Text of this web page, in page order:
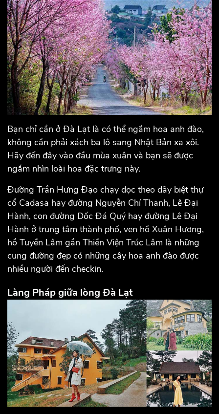
Bạn chỉ cần ở Đà Lạt là có thể ngắm hoa anh đào,
không cần phải xách ba lô sang Nhật Bản xa xôi.
Hãy đến đây vào đầu mùa xuân và bạn sẽ được
ngắm nhìn loài hoa đặc trưng này.
Đường Trần Hưng Đạo chạy dọc theo dãy biệt thự
cổ Cadasa hay đường Nguyễn Chí Thanh, Lê Đại
Hành, con đường Dốc Đá Quý hay đường Lê Đại
Hành ở trung tâm thành phố, ven hồ Xuân Hương,
hồ Tuyền Lâm gần Thiền Viện Trúc Lâm là những
cung đường đẹp có những cây hoa anh đào được
nhiều người đến checkin.
Làng Pháp giữa lòng Đà Lạt